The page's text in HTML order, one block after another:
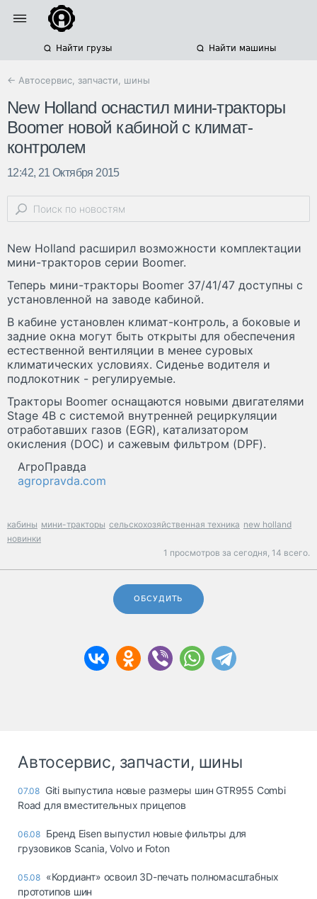
Найти грузы Найти машины
← Автосервис, запчасти, шины
New Holland оснастил мини-тракторы
Boomer новой кабиной с климат-
контролем
12:42, 21 Октября 2015
New Holland расширил возможности комплектации
мини-тракторов серии Boomer.
Теперь мини-тракторы Boomer 37/41/47 доступны с
установленной на заводе кабиной.
В кабине установлен климат-контроль, а боковые и
задние окна могут быть открыты для обеспечения
естественной вентиляции в менее суровых
климатических условиях. Сиденье водителя и
подлокотник - регулируемые.
Тракторы Boomer оснащаются новыми двигателями
Stage 4B с системой внутренней рециркуляции
отработавших газов (EGR), катализатором
окисления (DOC) и сажевым фильтром (DPF).
АгроПравда
agropravda.com
кабины мини-тракторы сельскохозяйственная техника new holland
новинки
1 просмотров за сегодня, 14 всего.
ОБСУДИТЬ
Автосервис, запчасти, шины
07.08 Giti выпустила новые размеры шин GTR955 Combi
Road для вместительных прицепов
06.08 Бренд Eisen выпустил новые фильтры для
грузовиков Scania, Volvo и Foton
05.08 «Кордиант» освоил 3D-печать полномасштабных
прототипов шин